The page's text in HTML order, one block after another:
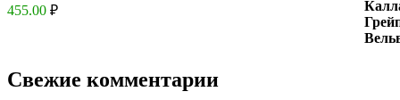
455.00 ₽
Свежие комментарии